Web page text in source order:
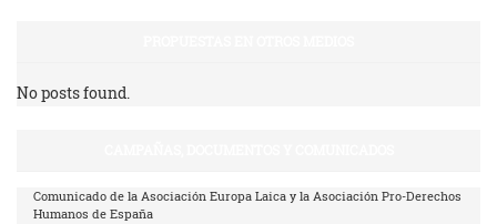
No posts found.
Comunicado de la Asociación Europa Laica y la Asociación Pro-Derechos
Humanos de España